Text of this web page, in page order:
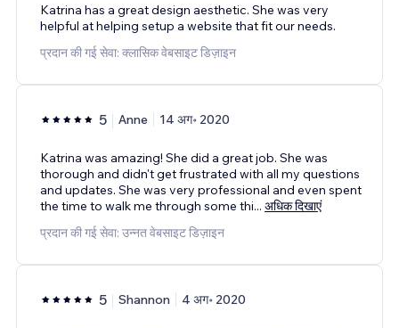
Katrina has a great design aesthetic. She was very
helpful at helping setup a website that fit our needs.
प्रदान की गई सेवा: क्लासिक वेबसाइट डिज़ाइन
5 Anne 14 अग॰ 2020
Katrina was amazing! She did a great job. She was
thorough and didn't get frustrated with all my questions
and updates. She was very professional and even spent
the time to walk me through some thi... अधिक दिखाएं
प्रदान की गई सेवा: उन्नत वेबसाइट डिज़ाइन
5 Shannon 4 अग॰ 2020